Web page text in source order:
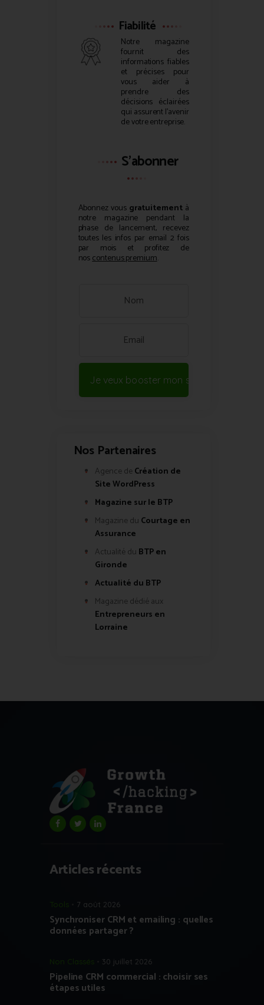
Fiabilité
Notre magazine
fournit des
informations fiables
et précises pour
vous aider à
prendre des
décisions éclairées
qui assurent l’avenir
de votre entreprise.
S'abonner
Abonnez vous gratuitementà
notre magazine pendant la
phase de lancement, recevez
toutes les infos par email 2 fois
par mois et profitez de
noscontenus premium.
Je veux booster mon site !
Nos Partenaires
Agence de Création de
Site WordPress
Magazine sur le BTP
Magazine du Courtage en
Assurance
Actualité du BTP en
Gironde
Actualité du BTP
Magazine dédié aux
Entrepreneurs en
Lorraine
Articles récents
Tools 7 août 2026
Synchroniser CRM et emailing : quelles
données partager ?
Non Classés 30 juillet 2026
Pipeline CRM commercial : choisir ses
étapes utiles